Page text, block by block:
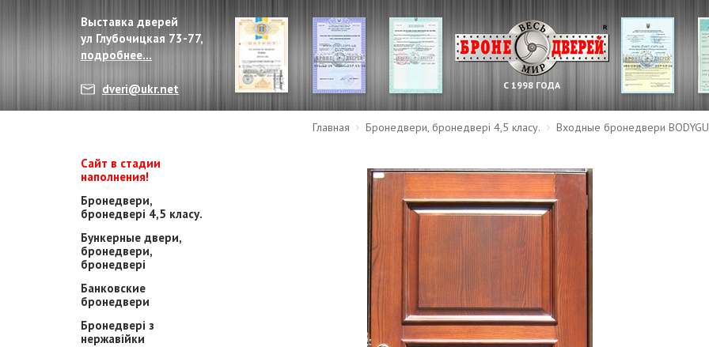
Выставка дверей
ул Глубочицкая 73-77,
подробнее...
dveri@ukr.net С 1998 ГОДА
Главная Бронедвери, бронедвері 4,5 класу. Входные бронедвери
Сайт в стадии
наполнения!
Бронедвери,
бронедвері 4,5 класу.
Бункерные двери,
бронедвери,
бронедвері
Банковские
бронедвери
Бронедвері з
нержавійки